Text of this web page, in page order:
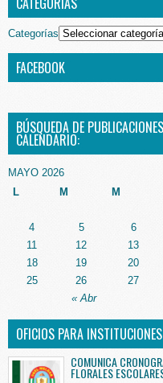
Categorías
FACEBOOK
BÚSQUEDA DE
CALENDARIO:
MAYO 2026
L
M M
« Abr
4
5 6
11
12 13
18
19 20
25
26 27
OFICIOS PARA
COMUNICA
FLORALES